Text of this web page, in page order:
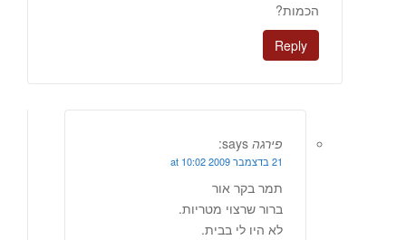
הכמות?
Reply
פירגה says:
21 בדצמבר 2009 at 10:02
תמר בקר אור
ברור שרצוי מטריות.
לא היו לי בבית.